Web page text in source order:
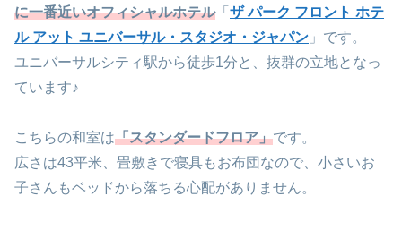
に一番近いオフィシャルホテル「 ザ パーク フロント ホテ
ル アット ユニバーサル・スタジオ・ジャパン 」です。
ユニバーサルシティ駅から徒歩1分と、抜群の立地となっ
ています♪
こちらの和室は「スタンダードフロア」です。
広さは43平米、畳敷きで寝具もお布団なので、小さいお
子さんもベッドから落ちる心配がありません。